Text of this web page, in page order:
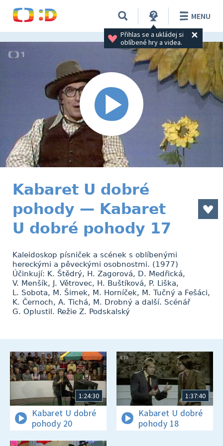
Přihlas se a ukládej si
oblíbené hry a videa.
MENU
Kabaret U dobré
pohody — Kabaret
U dobré pohody 17
Kaleidoskop písniček a scének s oblíbenými
hereckými a pěveckými osobnostmi. (1977)
Účinkují: K. Štědrý, H. Zagorová, D. Medřická,
V. Menšík, J. Větrovec, H. Buštíková, P. Liška,
L. Sobota, M. Šimek, M. Horníček, M. Tučný a Fešáci,
K. Černoch, A. Tichá, M. Drobný a další. Scénář
G. Oplustil. Režie Z. Podskalský
1:24:30
Kabaret U dobré
pohody 20
1:37:40
Kabaret U dobré
pohody 18